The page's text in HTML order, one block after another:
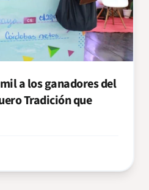
a los ganadores del
Tradición que